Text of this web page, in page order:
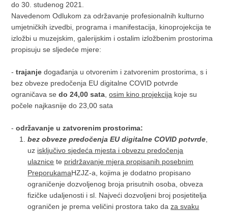
do30. studenog 2021.
Navedenom Odlukom za održavanje profesionalnih kulturno
umjetničkih izvedbi, programa i manifestacija, kinoprojekcija te
izložbi u muzejskim, galerijskim i ostalim izložbenim prostorima
propisuju se sljedeće mjere:
-trajanje događanja u otvorenim i zatvorenim prostorima, s i
bez obveze predočenja EU digitalne COVID potvrde
ograničava sedo 24,00 sata ,osim kino projekcija koje su
počele najkasnije do 23,00 sata
-održavanje u zatvorenim prostorima:
bez obveze predočenja EU digitalne COVID potvrde
uz isključivo sjedeća mjesta i obvezu predočenja
ulaznice te pridržavanje mjera propisanih posebnim
PreporukamaHZJZ-a, kojima je dodatno propisano
ograničenje dozvoljenog broja prisutnih osoba, obveza
fizičke udaljenosti i sl. Najveći dozvoljeni broj posjetitelja
ograničen je prema veličini prostora tako daza svaku